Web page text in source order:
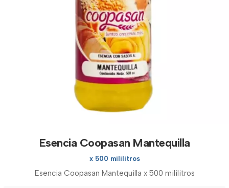
Esencia Coopasan Mantequilla
x 500 mililitros
Esencia Coopasan Mantequilla x 500 mililitros